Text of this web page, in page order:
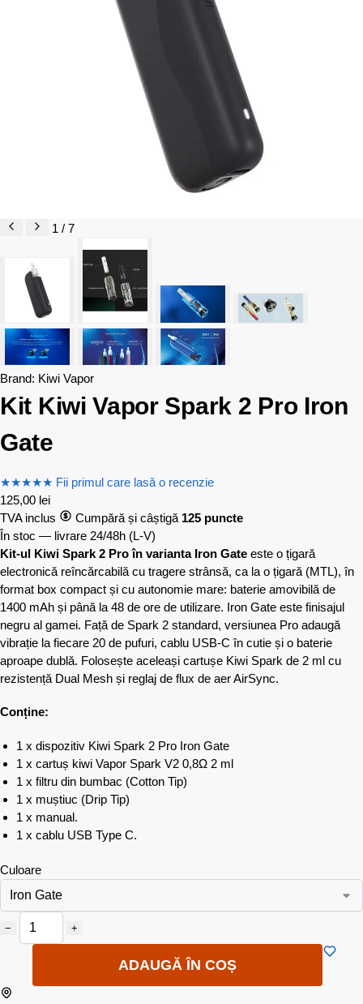
1 / 7
Brand: Kiwi Vapor
Kit Kiwi Vapor Spark 2 Pro Iron
Gate
★★★★★ Fii primul care lasă o recenzie
125,00 lei
TVA inclus
Cumpără și câștigă 125 puncte
În stoc — livrare 24/48h (L-V)
Kit-ul Kiwi Spark 2 Pro în varianta Iron Gate este o țigară
electronică reîncărcabilă cu tragere strânsă, ca la o țigară (MTL), în
format box compact și cu autonomie mare: baterie amovibilă de
1400 mAh și până la 48 de ore de utilizare. Iron Gate este finisajul
negru al gamei. Față de Spark 2 standard, versiunea Pro adaugă
vibrație la fiecare 20 de pufuri, cablu USB-C în cutie și o baterie
aproape dublă. Folosește aceleași cartușe Kiwi Spark de 2 ml cu
rezistență Dual Mesh și reglaj de flux de aer AirSync.
Conține:
1 x dispozitiv Kiwi Spark 2 Pro Iron Gate
1 x cartuș kiwi Vapor Spark V2 0,8Ω 2 ml
1 x filtru din bumbac (Cotton Tip)
1 x muștiuc (Drip Tip)
1 x manual.
1 x cablu USB Type C.
Culoare
− +
ADAUGĂ ÎN COȘ